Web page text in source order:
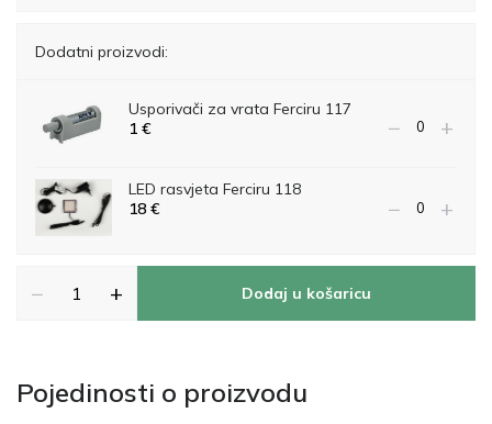
Dodatni proizvodi:
Usporivači za vrata Ferciru 117
1 € +
−
LED rasvjeta Ferciru 118
18 € +
−
− + Dodaj u košaricu
Pojedinosti o proizvodu